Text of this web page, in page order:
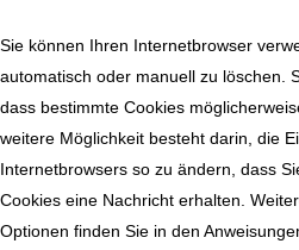
Sie können Ihren Internetbrowser
automatisch oder manuell zu löschen.
dass bestimmte Cookies
weitere Möglichkeit besteht darin, die
Internetbrowsers so zu ändern, dass
Cookies eine Nachricht erhalten.
Optionen finden Sie in den